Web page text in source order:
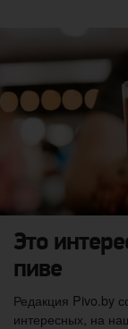
Это
пиве
Редакция Pivo.by
интересных, на